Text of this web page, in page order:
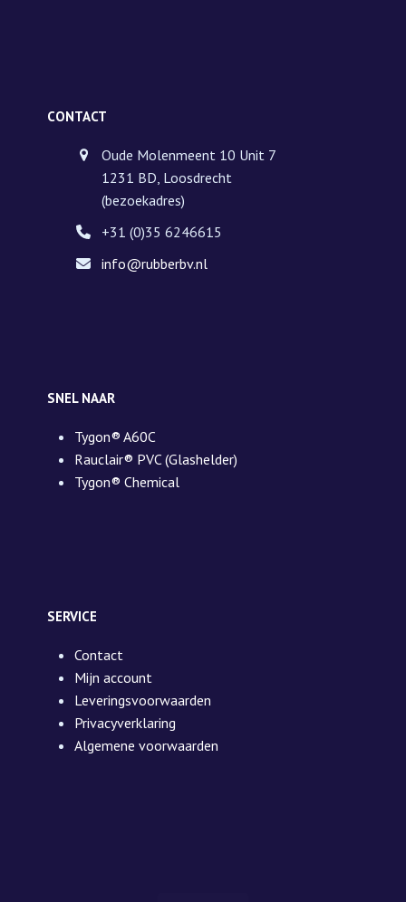
CONTACT
Oude Molenmeent 10 Unit 7
1231 BD, Loosdrecht
(bezoekadres)
+31 (0)35 6246615
info@rubberbv.nl
SNEL NAAR
Tygon® A60C
Rauclair® PVC (Glashelder)
Tygon® Chemical
SERVICE
Contact
Mijn account
Leveringsvoorwaarden
Privacyverklaring
Algemene voorwaarden